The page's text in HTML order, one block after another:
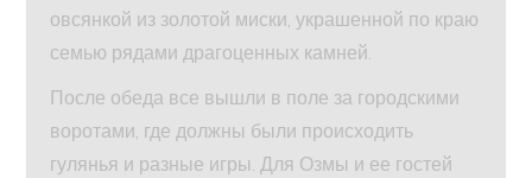
овсянкой из золотой миски, украшенной по краю
семью рядами драгоценных камней.
После обеда все вышли в поле за городскими
воротами, где должны были происходить
гулянья и разные игры. Для Озмы и ее гостей